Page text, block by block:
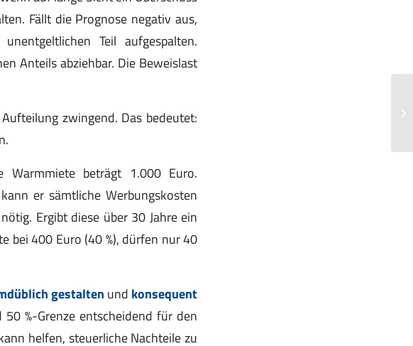
Fällt die Prognose negativ aus,
Teil aufgespalten.
Anteils abziehbar. Die Beweislast
zwingend. Das bedeutet:
Warmmiete beträgt 1.000 Euro.
er sämtliche Werbungskosten
Ergibt diese über 30 Jahre ein
bei 400 Euro (40 %), dürfen nur 40
gestalten und konsequent
%-Grenze entscheidend für den
helfen, steuerliche Nachteile zu
3